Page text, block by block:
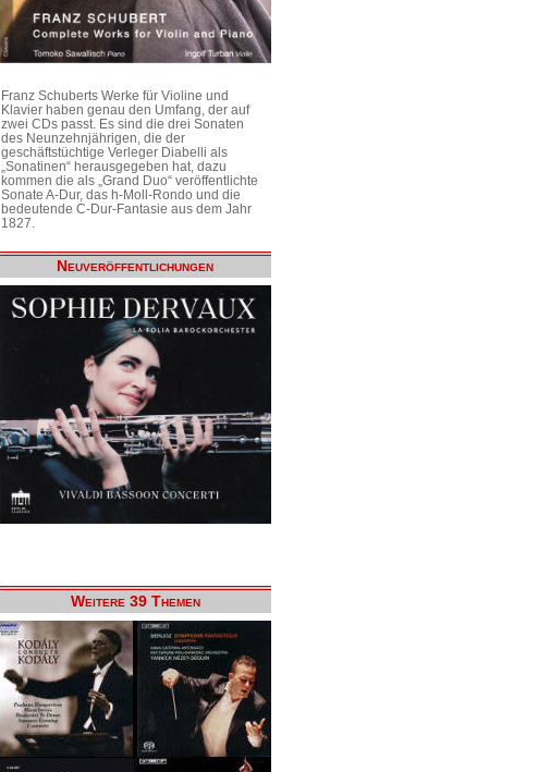
Franz Schuberts Werke für Violine und
Klavier haben genau den Umfang, der auf
zwei CDs passt. Es sind die drei Sonaten
des Neunzehnjährigen, die der
geschäftstüchtige Verleger Diabelli als
„Sonatinen“ herausgegeben hat, dazu
kommen die als „Grand Duo“ veröffentlichte
Sonate A-Dur, das h-Moll-Rondo und die
bedeutende C-Dur-Fantasie aus dem Jahr
1827.
Neuveröffentlichungen
Weitere 39 Themen